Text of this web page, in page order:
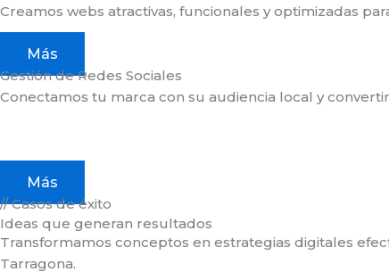
Creamos webs atractivas, funcionales y optimizadas
Más
Gestión de Redes Sociales
Conectamos tu marca con su audiencia local y
Más
// Casos de éxito
Ideas que generan resultados
Transformamos conceptos en estrategias digitales
Tarragona.